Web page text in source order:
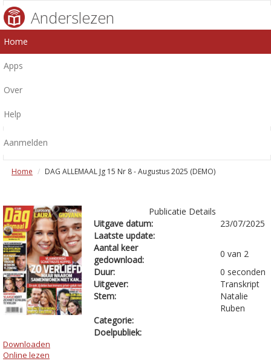
Anderslezen
Home
Apps
Over
Help
Aanmelden
Home DAG ALLEMAAL Jg 15 Nr 8 - Augustus 2025 (DEMO)
Publicatie Details
Uitgave datum:
23/07/2025
Laatste update:
Aantal keer
gedownload:
0 van 2
Duur:
0 seconden
Uitgever:
Transkript
Stem:
Natalie
Ruben
Categorie:
Doelpubliek:
Downloaden
Online lezen